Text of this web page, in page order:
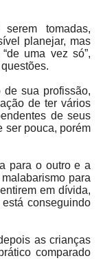
tomadas,
planejar, mas
uma vez só”,
sua profissão,
de ter vários
de seus
ser pouca, porém
para o outro e a
para
em dívida,
conseguindo
as crianças
comparado